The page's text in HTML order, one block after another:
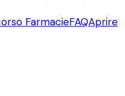
FarmacieFAQAprire